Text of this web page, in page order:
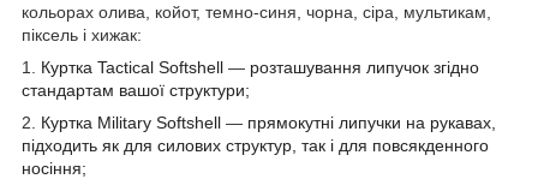
кольорах олива, койот, темно-синя, чорна, сіра, мультикам,
піксель і хижак:
1. Куртка Tactical Softshell — розташування липучок згідно
стандартам вашої структури;
2. Куртка Military Softshell — прямокутні липучки на рукавах,
підходить як для силових структур, так і для повсякденного
носіння;